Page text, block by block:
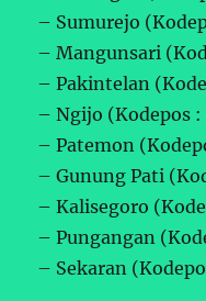
– Sumurejo
– Mangunsari
– Pakintelan
– Ngijo (Kodepos :
– Patemon
– Gunung Pati
– Kalisegoro
– Pungangan
– Sekaran